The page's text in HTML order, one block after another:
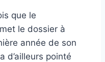
que le
le dossier à
année de son
d’ailleurs pointé